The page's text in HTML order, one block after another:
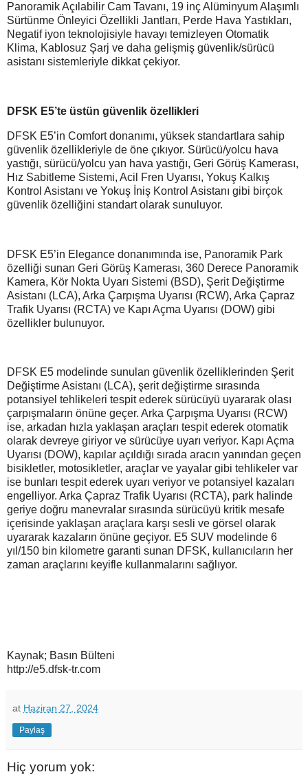
Panoramik Açılabilir Cam Tavanı, 19 inç Alüminyum Alaşımlı
Sürtünme Önleyici Özellikli Jantları, Perde Hava Yastıkları,
Negatif iyon teknolojisiyle havayı temizleyen Otomatik
Klima, Kablosuz Şarj ve daha gelişmiş güvenlik/sürücü
asistanı sistemleriyle dikkat çekiyor.
DFSK E5’te üstün güvenlik özellikleri
DFSK E5’in Comfort donanımı, yüksek standartlara sahip
güvenlik özellikleriyle de öne çıkıyor. Sürücü/yolcu hava
yastığı, sürücü/yolcu yan hava yastığı, Geri Görüş Kamerası,
Hız Sabitleme Sistemi, Acil Fren Uyarısı, Yokuş Kalkış
Kontrol Asistanı ve Yokuş İniş Kontrol Asistanı gibi birçok
güvenlik özelliğini standart olarak sunuluyor.
DFSK E5’in Elegance donanımında ise, Panoramik Park
özelliği sunan Geri Görüş Kamerası, 360 Derece Panoramik
Kamera, Kör Nokta Uyarı Sistemi (BSD), Şerit Değiştirme
Asistanı (LCA), Arka Çarpışma Uyarısı (RCW), Arka Çapraz
Trafik Uyarısı (RCTA) ve Kapı Açma Uyarısı (DOW) gibi
özellikler bulunuyor.
DFSK E5 modelinde sunulan güvenlik özelliklerinden Şerit
Değiştirme Asistanı (LCA), şerit değiştirme sırasında
potansiyel tehlikeleri tespit ederek sürücüyü uyararak olası
çarpışmaların önüne geçer. Arka Çarpışma Uyarısı (RCW)
ise, arkadan hızla yaklaşan araçları tespit ederek otomatik
olarak devreye giriyor ve sürücüye uyarı veriyor. Kapı Açma
Uyarısı (DOW), kapılar açıldığı sırada aracın yanından geçen
bisikletler, motosikletler, araçlar ve yayalar gibi tehlikeler var
ise bunları tespit ederek uyarı veriyor ve potansiyel kazaları
engelliyor. Arka Çapraz Trafik Uyarısı (RCTA), park halinde
geriye doğru manevralar sırasında sürücüyü kritik mesafe
içerisinde yaklaşan araçlara karşı sesli ve görsel olarak
uyararak kazaların önüne geçiyor. E5 SUV modelinde 6
yıl/150 bin kilometre garanti sunan DFSK, kullanıcıların her
zaman araçlarını keyifle kullanmalarını sağlıyor.
Kaynak; Basın Bülteni
http://e5.dfsk-tr.com
at Haziran 27, 2024
Paylaş
Hiç yorum yok: